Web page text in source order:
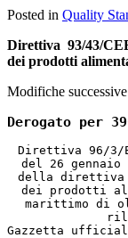
Posted in Quality
Direttiva 93/43/
dei prodotti
Modifiche
Derogato per
Direttiva 96/3/
del 26 gennaio
della direttiva
dei prodotti
marittimo di
Gazzetta